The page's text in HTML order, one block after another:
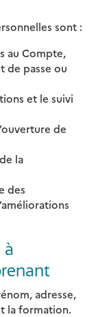
sont :
au Compte,
de passe ou
et le suivi
de
la
des
à
adresse,
la formation.